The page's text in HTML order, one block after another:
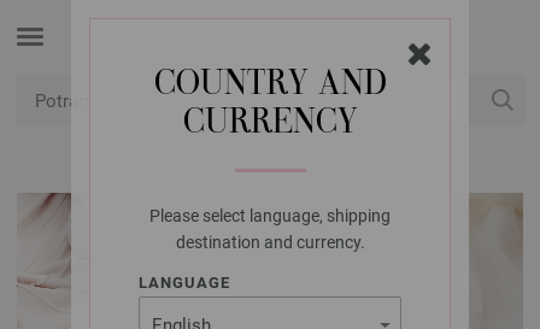
COUNTRY AND
CURRENCY
Please select language, shipping
destination and currency.
LANGUAGE